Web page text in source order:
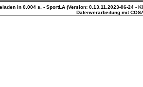
in 0.004 s. - SportLA (Version: 0.13.11.2023-06-24 -
Datenverarbeitung mit